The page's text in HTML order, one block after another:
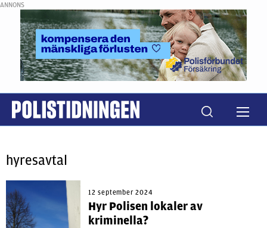
ANNONS
hyresavtal
12 september 2024
Hyr Polisen lokaler av
kriminella?